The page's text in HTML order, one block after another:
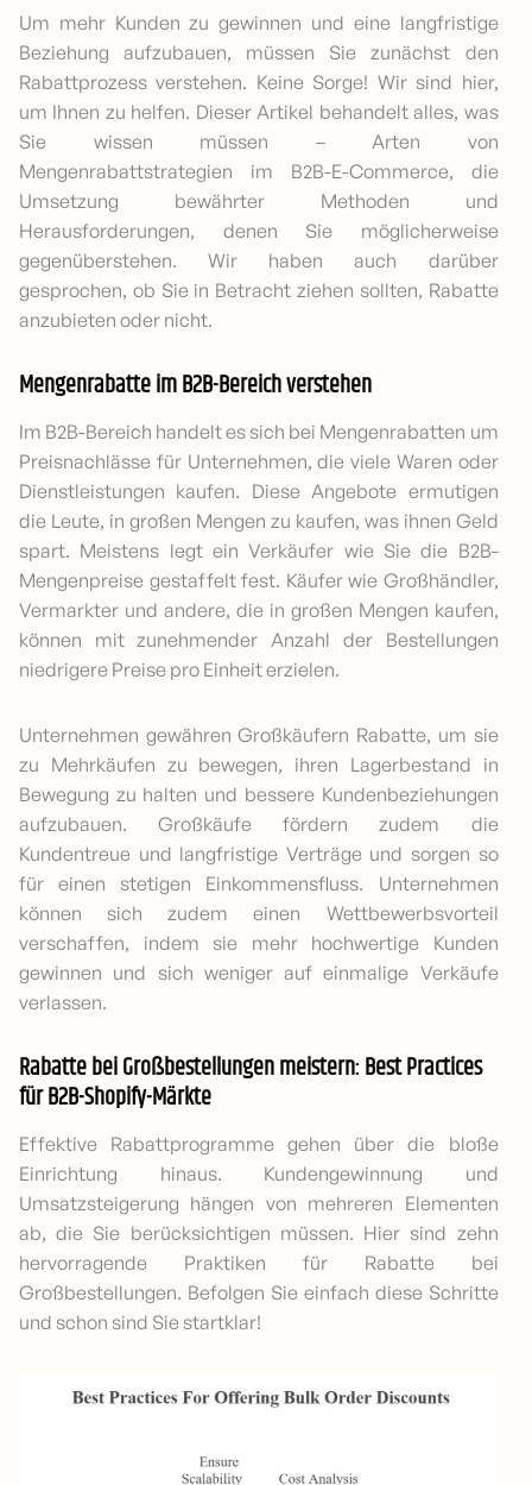
Um mehr Kunden zu gewinnen und eine langfristige
Beziehung aufzubauen, müssen Sie zunächst den
Rabattprozess verstehen. Keine Sorge! Wir sind hier,
um Ihnen zu helfen. Dieser Artikel behandelt alles, was
Sie wissen müssen – Arten von
Mengenrabattstrategien im B2B-E-Commerce, die
Umsetzung bewährter Methoden und
Herausforderungen, denen Sie möglicherweise
gegenüberstehen. Wir haben auch darüber
gesprochen, ob Sie in Betracht ziehen sollten, Rabatte
anzubieten oder nicht.
Mengenrabatte im B2B-Bereich verstehen
Im B2B-Bereich handelt es sich bei Mengenrabatten um
Preisnachlässe für Unternehmen, die viele Waren oder
Dienstleistungen kaufen. Diese Angebote ermutigen
die Leute, in großen Mengen zu kaufen, was ihnen Geld
spart. Meistens legt ein Verkäufer wie Sie die B2B-
Mengenpreise gestaffelt fest. Käufer wie Großhändler,
Vermarkter und andere, die in großen Mengen kaufen,
können mit zunehmender Anzahl der Bestellungen
niedrigere Preise pro Einheit erzielen.
Unternehmen gewähren Großkäufern Rabatte, um sie
zu Mehrkäufen zu bewegen, ihren Lagerbestand in
Bewegung zu halten und bessere Kundenbeziehungen
aufzubauen. Großkäufe fördern zudem die
Kundentreue und langfristige Verträge und sorgen so
für einen stetigen Einkommensfluss. Unternehmen
können sich zudem einen Wettbewerbsvorteil
verschaffen, indem sie mehr hochwertige Kunden
gewinnen und sich weniger auf einmalige Verkäufe
verlassen.
Rabatte bei Großbestellungen meistern: Best Practices
für B2B-Shopify-Märkte
Effektive Rabattprogramme gehen über die bloße
Einrichtung hinaus. Kundengewinnung und
Umsatzsteigerung hängen von mehreren Elementen
ab, die Sie berücksichtigen müssen. Hier sind zehn
hervorragende Praktiken für Rabatte bei
Großbestellungen. Befolgen Sie einfach diese Schritte
und schon sind Sie startklar!